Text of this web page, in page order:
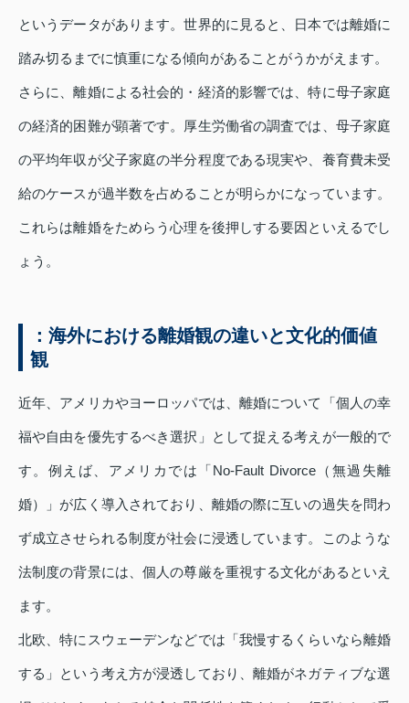
というデータがあります。世界的に見ると、日本では離婚に
踏み切るまでに慎重になる傾向があることがうかがえます。
さらに、離婚による社会的・経済的影響では、特に母子家庭
の経済的困難が顕著です。厚生労働省の調査では、母子家庭
の平均年収が父子家庭の半分程度である現実や、養育費未受
給のケースが過半数を占めることが明らかになっています。
これらは離婚をためらう心理を後押しする要因といえるでし
ょう。
：海外における離婚観の違いと文化的価値
観
近年、アメリカやヨーロッパでは、離婚について「個人の幸
福や自由を優先するべき選択」として捉える考えが一般的で
す。例えば、アメリカでは「No-Fault Divorce（無過失離
婚）」が広く導入されており、離婚の際に互いの過失を問わ
ず成立させられる制度が社会に浸透しています。このような
法制度の背景には、個人の尊厳を重視する文化があるといえ
ます。
北欧、特にスウェーデンなどでは「我慢するくらいなら離婚
する」という考え方が浸透しており、離婚がネガティブな選